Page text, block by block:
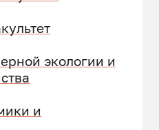
экологии и
и